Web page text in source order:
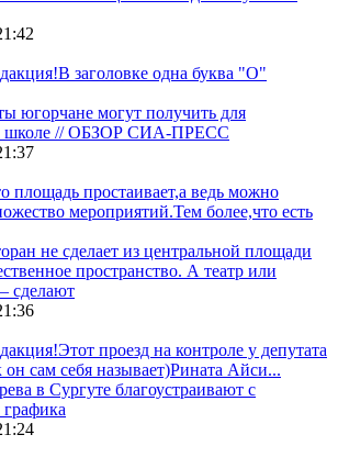
заголовке одна буква "О"
югорчане могут получить для
школе // ОБЗОР СИА-ПРЕСС
площадь простаивает,а ведь можно
мероприятий.Тем более,что есть
не сделает из центральной площади
пространство. А театр или
сделают
проезд на контроле у депутата
он сам себя называет)Рината Айси...
в Сургуте благоустраивают с